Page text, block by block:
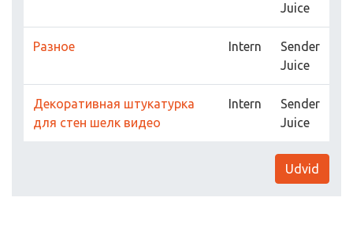
Juice
Разное Intern
Sender
Juice
Декоративная штукатурка
для стен шелк видео
Intern
Sender
Juice
Udvid